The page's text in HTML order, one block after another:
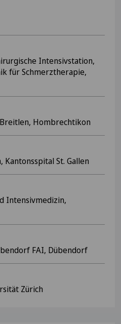
Intensivstation,
für Schmerztherapie,
Hombrechtikon
St. Gallen
Intensivmedizin,
FAI, Dübendorf
Zürich